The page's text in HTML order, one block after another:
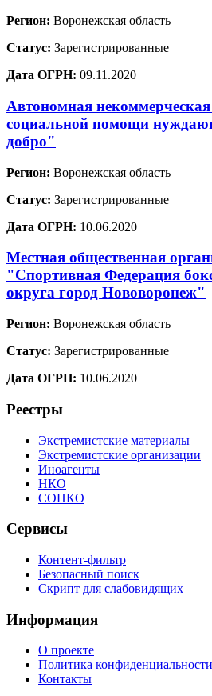
Регион: Воронежская область
Статус: Зарегистрированные
Дата ОГРН: 09.11.2020
Автономная
социальной помощи
добро"
Регион: Воронежская область
Статус: Зарегистрированные
Дата ОГРН: 10.06.2020
Местная общественная
"Спортивная Федерация
округа город Нововоронеж"
Регион: Воронежская область
Статус: Зарегистрированные
Дата ОГРН: 10.06.2020
Реестры
Экстремистские материалы
Экстремистские организации
Иноагенты
НКО
СОНКО
Сервисы
Контент-фильтр
Безопасный поиск
Скрипт для слабовидящих
Информация
О проекте
Политика конфиденциальности
Контакты